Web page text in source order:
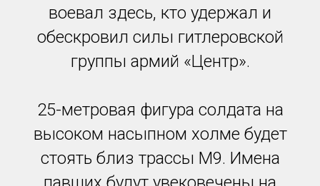
воевал здесь, кто удержал и
обескровил силы гитлеровской
группы армий «Центр».
25-метровая фигура солдата на
высоком насыпном холме будет
стоять близ трассы М9. Имена